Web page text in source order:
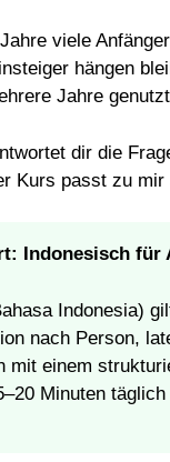
viele
hängen
Jahre
dir die
Kurs passt zu
Indonesisch für
Indonesia)
nach Person,
mit einem
Minuten